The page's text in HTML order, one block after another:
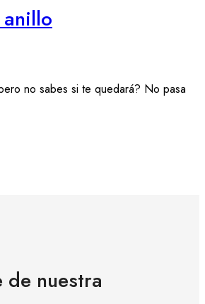
no sabes si te quedará? No pasa
de nuestra